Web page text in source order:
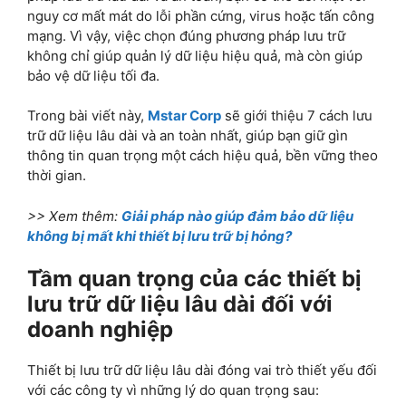
nguy cơ mất mát do lỗi phần cứng, virus hoặc tấn công
mạng. Vì vậy, việc chọn đúng phương pháp lưu trữ
không chỉ giúp quản lý dữ liệu hiệu quả, mà còn giúp
bảo vệ dữ liệu tối đa.
Trong bài viết này, Mstar Corp sẽ giới thiệu 7 cách lưu
trữ dữ liệu lâu dài và an toàn nhất, giúp bạn giữ gìn
thông tin quan trọng một cách hiệu quả, bền vững theo
thời gian.
>> Xem thêm: Giải pháp nào giúp đảm bảo dữ liệu
không bị mất khi thiết bị lưu trữ bị hỏng?
Tầm quan trọng của các thiết bị
lưu trữ dữ liệu lâu dài đối với
doanh nghiệp
Thiết bị lưu trữ dữ liệu lâu dài đóng vai trò thiết yếu đối
với các công ty vì những lý do quan trọng sau: